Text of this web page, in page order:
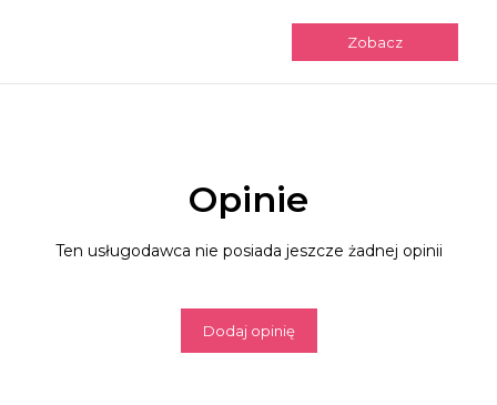
Zobacz
Opinie
Ten usługodawca nie posiada jeszcze żadnej opinii
Dodaj opinię